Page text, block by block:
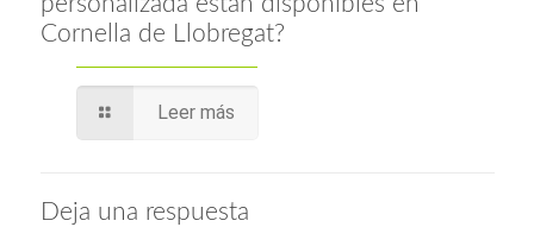
Cornella de Llobregat?
Leer más
Deja una respuesta